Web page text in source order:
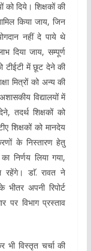
को दिये। शिक्षकों की
किया जाय, जिन
नहीं दे पाये थे
दिया जाय, सम्पूर्ण
टीईटी में छूट देने की
मित्रों को अन्य की
विद्यालयों में
तदर्थ शिक्षकों को
शिक्षकों को मानदेय
के निस्तारण हेतु
निर्णय लिया गया,
रहेंगे। डाॅ. रावत ने
भीतर अपनी रिपोर्ट
पर विभाग प्रस्ताव
भी विस्तृत चर्चा की